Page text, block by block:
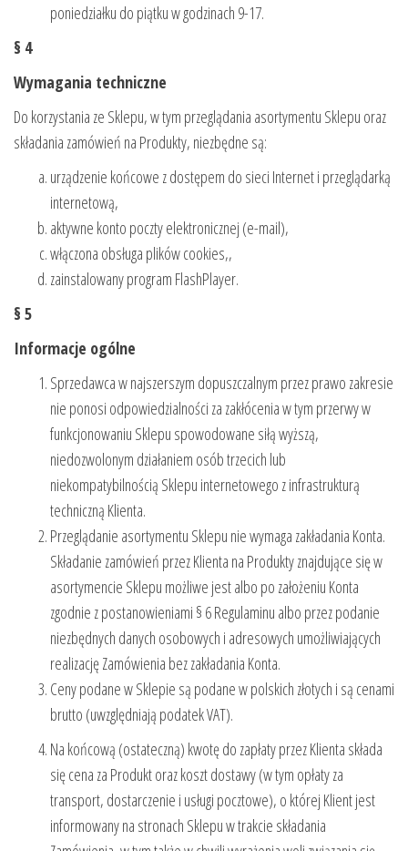
poniedziałku do piątku w godzinach 9-17.
§ 4
Wymagania techniczne
Do korzystania ze Sklepu, w tym przeglądania asortymentu Sklepu oraz
składania zamówień na Produkty, niezbędne są:
urządzenie końcowe z dostępem do sieci Internet i przeglądarką
internetową,
aktywne konto poczty elektronicznej (e-mail),
włączona obsługa plików cookies,,
zainstalowany program FlashPlayer.
§ 5
Informacje ogólne
Sprzedawca w najszerszym dopuszczalnym przez prawo zakresie
nie ponosi odpowiedzialności za zakłócenia w tym przerwy w
funkcjonowaniu Sklepu spowodowane siłą wyższą,
niedozwolonym działaniem osób trzecich lub
niekompatybilnością Sklepu internetowego z infrastrukturą
techniczną Klienta.
Przeglądanie asortymentu Sklepu nie wymaga zakładania Konta.
Składanie zamówień przez Klienta na Produkty znajdujące się w
asortymencie Sklepu możliwe jest albo po założeniu Konta
zgodnie z postanowieniami § 6 Regulaminu albo przez podanie
niezbędnych danych osobowych i adresowych umożliwiających
realizację Zamówienia bez zakładania Konta.
Ceny podane w Sklepie są podane w polskich złotych i są cenami
brutto (uwzględniają podatek VAT).
Na końcową (ostateczną) kwotę do zapłaty przez Klienta składa
się cena za Produkt oraz koszt dostawy (w tym opłaty za
transport, dostarczenie i usługi pocztowe), o której Klient jest
informowany na stronach Sklepu w trakcie składania